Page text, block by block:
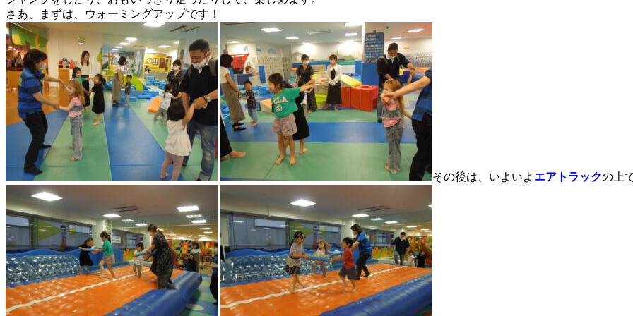
さあ、まずは、ウォーミングアップです！
その後は、いよいよ エアトラックの上